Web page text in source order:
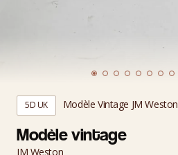
5D UK Modèle Vintage JM Weston
Modèle vintage
JM Weston